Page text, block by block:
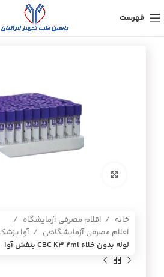
فهرست
خانه
اقلام مصرفی آزمایشگاه
اقلام مصرفی آزمایشگاهی
آوا
لوله بدون خلاء CBC K3 2ml بنفش آوا